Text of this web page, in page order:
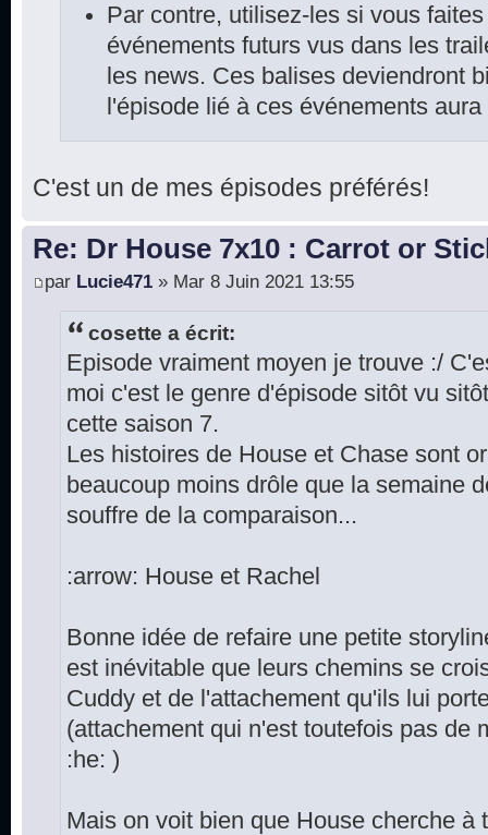
Par contre, utilisez-les si vous
événements futurs vus dans les
les news. Ces balises deviendront
l'épisode lié à ces événements
C'est un de mes épisodes préférés!
Re: Dr House 7x10 : Carrot or
par Lucie471 » Mar 8 Juin 2021 13:55
cosette a écrit:
Episode vraiment moyen je trouve :/
moi c'est le genre d'épisode sitôt vu
cette saison 7.
Les histoires de House et Chase sont
beaucoup moins drôle que la semaine
souffre de la comparaison...
:arrow: House et Rachel
Bonne idée de refaire une petite
est inévitable que leurs chemins se
Cuddy et de l'attachement qu'ils lui
(attachement qui n'est toutefois pas de
:he: )
Mais on voit bien que House cherche à